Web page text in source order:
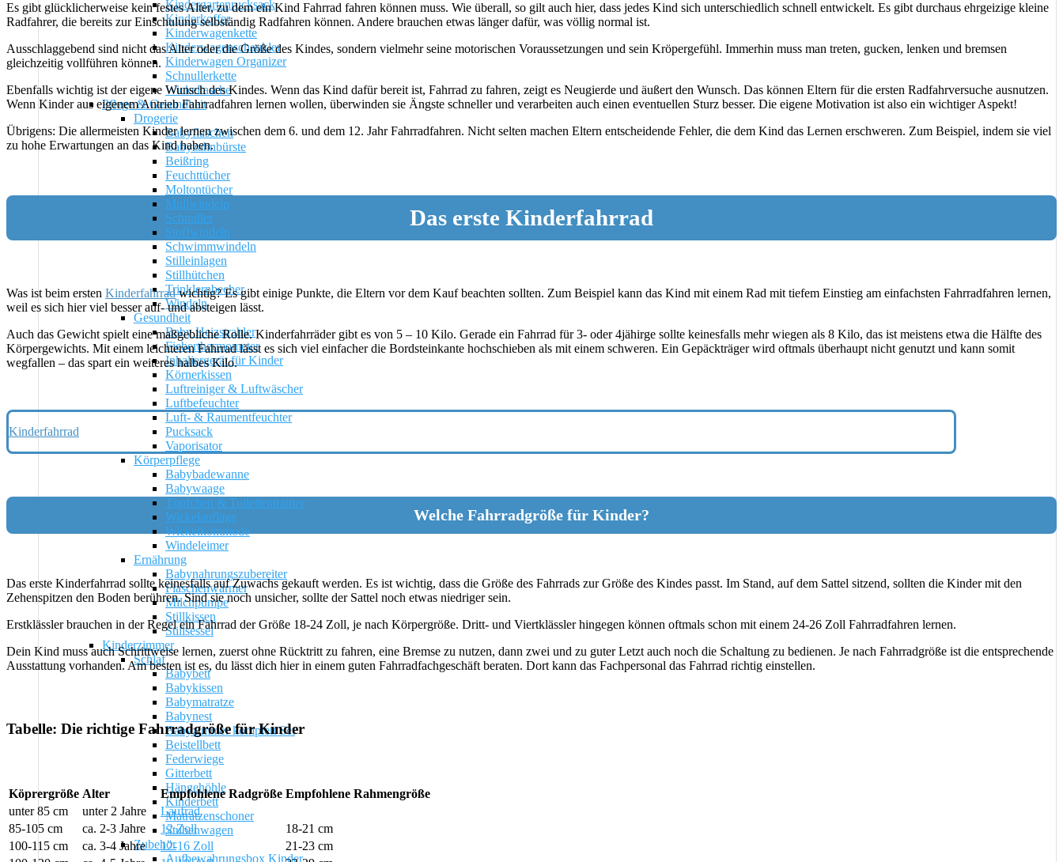
Kindergartenrucksack
Kinderkoffer
Kinderwagenkette
Kinderwagenschaukler
Kinderwagen Organizer
Schnullerkette
Wickeltasche
Pflege & Gesundheit
Drogerie
Babyflaschen
Babyzahnbürste
Beißring
Feuchttücher
Moltontücher
Mullwindeln
Schnuller
Stoffwindeln
Schwimmwindeln
Stilleinlagen
Stillhütchen
Trinklernbecher
Windeln
Gesundheit
Baby Heizstrahler
Fieberthermometer
Inhaliergerät für Kinder
Körnerkissen
Luftreiniger & Luftwäscher
Luftbefeuchter
Luft- & Raumentfeuchter
Pucksack
Vaporisator
Körperpflege
Babybadewanne
Babywaage
Töpfchen & Toilettentrainer
Wickelauflage
Wickelkommode
Windeleimer
Ernährung
Babynahrungszubereiter
Flaschenwärmer
Milchpumpe
Stillkissen
Stillsessel
Kinderzimmer
Schlaf
Babybett
Babykissen
Babymatratze
Babynest
Babyzimmer komplett Set
Beistellbett
Federwiege
Gitterbett
Hängehöhle
Kinderbett
Matratzenschoner
Stubenwagen
Zubehör
Aufbewahrungsbox Kinder
Es gibt glücklicherweise kein festes Alter, zu dem ein Kind Fahrrad fahren können muss. Wie überall, so gilt auch hier, dass jedes Kind sich unterschiedlich schnell entwickelt. Es gibt durchaus ehrgeizige kleine
Radfahrer, die bereits zur Einschulung selbständig Radfahren können. Andere brauchen etwas länger dafür, was völlig normal ist.
Ausschlaggebend sind nicht das Alter oder die Größe des Kindes, sondern vielmehr seine motorischen Voraussetzungen und sein Kröpergefühl. Immerhin muss man treten, gucken, lenken und bremsen
gleichzeitig vollführen können.
Ebenfalls wichtig ist der eigene Wunsch des Kindes. Wenn das Kind dafür bereit ist, Fahrrad zu fahren, zeigt es Neugierde und äußert den Wunsch. Das können Eltern für die ersten Radfahrversuche ausnutzen.
Wenn Kinder aus eigenem Antrieb Fahrradfahren lernen wollen, überwinden sie Ängste schneller und verarbeiten auch einen eventuellen Sturz besser. Die eigene Motivation ist also ein wichtiger Aspekt!
Übrigens: Die allermeisten Kinder lernen zwischen dem 6. und dem 12. Jahr Fahrradfahren. Nicht selten machen Eltern entscheidende Fehler, die dem Kind das Lernen erschweren. Zum Beispiel, indem sie viel
zu hohe Erwartungen an das Kind haben.
Das erste Kinderfahrrad
Was ist beim ersten Kinderfahrradwichtig? Es gibt einige Punkte, die Eltern vor dem Kauf beachten sollten. Zum Beispiel kann das Kind mit einem Rad mit tiefem Einstieg am einfachsten Fahrradfahren lernen,
weil es sich hier viel besser auf- und absteigen lässt.
Auch das Gewicht spielt eine maßgebliche Rolle. Kinderfahrräder gibt es von 5 – 10 Kilo. Gerade ein Fahrrad für 3- oder 4jähirge sollte keinesfalls mehr wiegen als 8 Kilo, das ist meistens etwa die Hälfte des
Körpergewichts. Mit einem leichteren Fahrrad lässt es sich viel einfacher die Bordsteinkante hochschieben als mit einem schweren. Ein Gepäckträger wird oftmals überhaupt nicht genutzt und kann somit
wegfallen – das spart ein weiteres halbes Kilo.
Kinderfahrrad
Welche Fahrradgröße für Kinder?
Das erste Kinderfahrrad sollte keinesfalls auf Zuwachs gekauft werden. Es ist wichtig, dass die Größe des Fahrrads zur Größe des Kindes passt. Im Stand, auf dem Sattel sitzend, sollten die Kinder mit den
Zehenspitzen den Boden berühren. Sind sie noch unsicher, sollte der Sattel noch etwas niedriger sein.
Erstklässler brauchen in der Regel ein Fahrrad der Größe 18-24 Zoll, je nach Körpergröße. Dritt- und Viertklässler hingegen können oftmals schon mit einem 24-26 Zoll Fahrradfahren lernen.
Dein Kind muss auch Schrittweise lernen, zuerst ohne Rücktritt zu fahren, eine Bremse zu nutzen, dann zwei und zu guter Letzt auch noch die Schaltung zu bedienen. Je nach Fahrradgröße ist die entsprechende
Ausstattung vorhanden. Am besten ist es, du lässt dich hier in einem guten Fahrradfachgeschäft beraten. Dort kann das Fachpersonal das Fahrrad richtig einstellen.
Tabelle: Die richtige Fahrradgröße für Kinder
Köprergröße Alter Empfohlene Radgröße Empfohlene Rahmengröße
unter 85 cm
unter 2 Jahre
Laufrad
85-105 cm
ca. 2-3 Jahre 12 Zoll
18-21 cm
100-115 cm
ca. 3-4 Jahre 12-16 Zoll
21-23 cm